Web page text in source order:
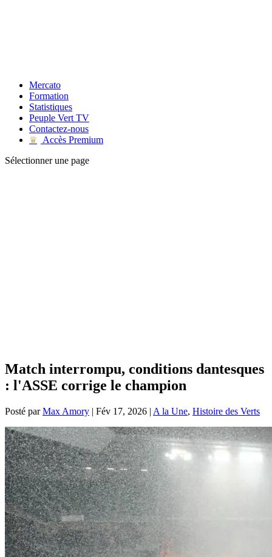
Mercato
Formation
Statistiques
Peuple Vert TV
Contactez-nous
♛
Accès Premium
Sélectionner une page
Match interrompu, conditions dantesques
: l'ASSE corrige le champion
Posté parMax Amory | Fév 17, 2026 | A la Une, Histoire des Verts